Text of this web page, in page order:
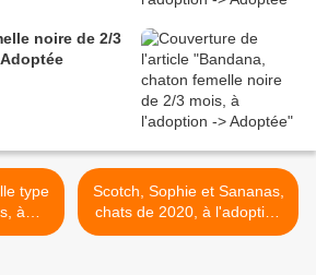
noire de 2/3
à
Scotch, Sophie et Sananas,
chats de 2020, à l'adoption
-> adoptés >